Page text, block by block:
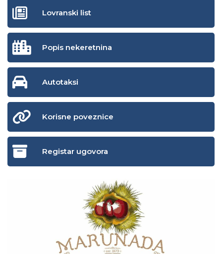
Lovranski list
Popis nekeretnina
Autotaksi
Korisne poveznice
Registar ugovora